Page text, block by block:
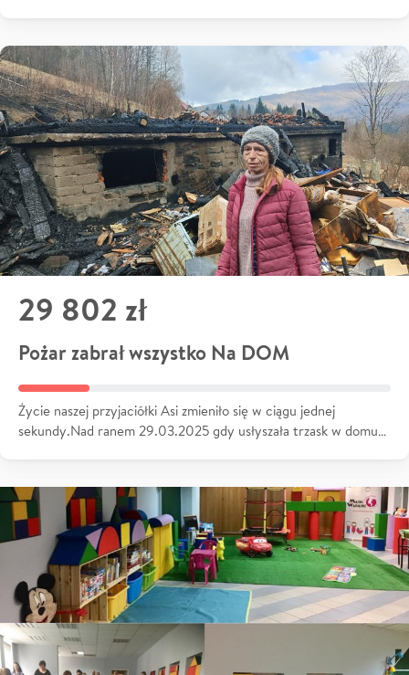
29 802 zł
Pożar zabrał wszystko Na DOM
Życie naszej przyjaciółki Asi zmieniło się w ciągu jednej
sekundy.Nad ranem 29.03.2025 gdy usłyszała trzask w domu…